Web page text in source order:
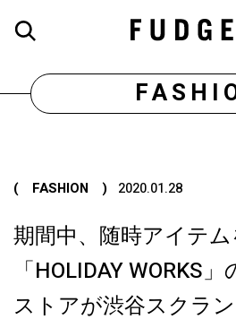
( FASHION ) 2020.01.28
期間中、随時アイテ
「HOLIDAY WORKS
ストアが渋谷スクラ